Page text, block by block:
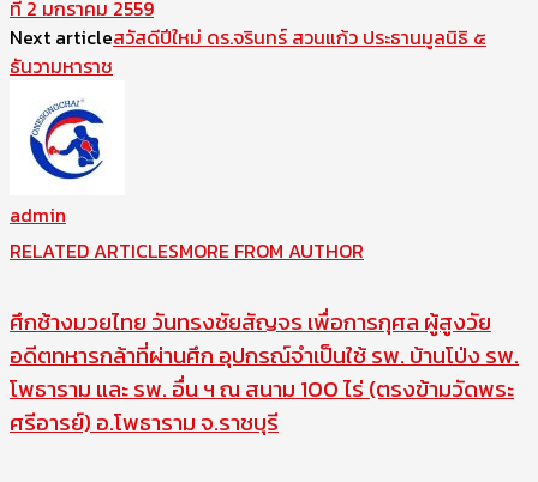
ที่ 2 มกราคม 2559
Next articleสวัสดีปีใหม่ ดร.จรินทร์ สวนแก้ว ประธานมูลนิธิ ๕
ธันวามหาราช
admin
RELATED ARTICLESMORE FROM AUTHOR
ศึกช้างมวยไทย วันทรงชัยสัญจร เพื่อการกุศล ผู้สูงวัย
อดีตทหารกล้าที่ผ่านศึก อุปกรณ์จำเป็นใช้ รพ. บ้านโป่ง รพ.
โพธาราม และ รพ. อื่น ฯ ณ สนาม 100 ไร่ (ตรงข้ามวัดพระ
ศรีอารย์) อ.โพธาราม จ.ราชบุรี